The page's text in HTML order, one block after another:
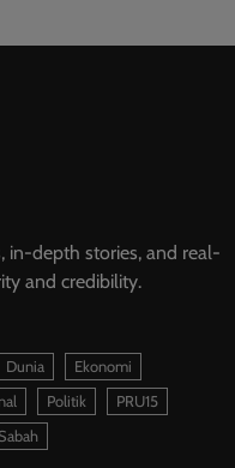
in-depth stories, and real-
and credibility.
Dunia
Ekonomi
Politik
PRU15